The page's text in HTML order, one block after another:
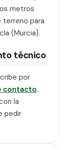
metros
terreno para
(Murcia).
técnico
por
contacto.
la
pedir